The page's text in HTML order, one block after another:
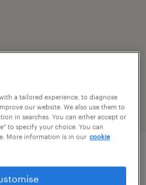
a tailored experience, to diagnose
our website. We also use them to
in searches. You can either accept or
to specify your choice. You can
More information is in our cookie